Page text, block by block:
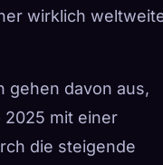
wirklich
gehen davon aus,
2025 mit einer
die steigende